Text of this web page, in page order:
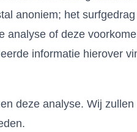
anoniem; het
analyse of deze
informatie hierover
deze analyse. Wij